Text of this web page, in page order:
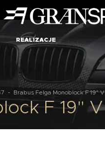
REALIZACJE
- Brabus Felga Monoblock F 19"
F 19"